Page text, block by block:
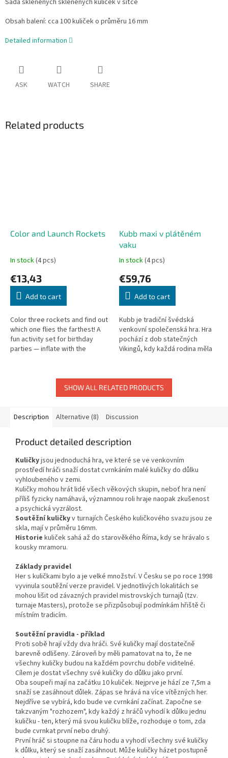
Sada skleněných skleněných kuliček v síťce
Obsah balení: cca 100 kuliček o průměru 16 mm
Detailed information
ASK WATCH SHARE
Related products
Color and Launch Rockets
In stock(4 pcs)
€13,43
Add to cart
Color three rockets and find out
which one flies the farthest! A
fun activity set for birthday
parties — inflate with the
Kubb maxi v plátěném
vaku
In stock(4 pcs)
€59,76
Add to cart
Kubb je tradiční švédská
venkovní společenská hra. Hra
pochází z dob statečných
Vikingů, kdy každá rodina měla
SHOW ALL RELATED PRODUCTS
Description Alternative (8) Discussion
Product detailed description
Kuličkyjsou jednoduchá hra, ve které se ve venkovním
prostředí hráči snaží dostat cvrnkáním malé kuličky do důlku
vyhloubeného v zemi.
Kuličky mohou hrát lidé všech věkových skupin, neboť hra není
příliš fyzicky namáhavá, významnou roli hraje naopak zkušenost
a psychická vyzrálost.
Soutěžní kuličkyv turnajích Českého kuličkového svazu jsou ze
skla, mají v průměru 16mm.
Historie kuliček sahá až do starověkého Říma, kdy se hrávalo s
kousky mramoru.
Základy pravidel
Her s kuličkami bylo a je velké množství. V Česku se po roce 1998
vyvinula soutěžní verze pravidel. V jednotlivých lokalitách se
mohou lišit od závazných pravidel mistrovských turnajů (tzv.
turnaje Masters), protože se přizpůsobují podmínkám hřiště či
místním tradicím.
Soutěžní pravidla - příklad
Proti sobě hrají vždy dva hráči. Své kuličky mají dostatečně
barevně odlišeny. Zároveň by měli pamatovat na to, že ne
všechny kuličky budou na každém povrchu dobře viditelné.
Cílem je dostat všechny své kuličky do důlku jako první.
Oba soupeři mají na začátku 10 kuliček. Nejprve je hází ze 7,5m a
snaží se zasáhnout důlek. Zápas se hrává na více vítězných her.
Nejdříve se vybírá, kdo bude ve cvrnkání začínat. Započne se
takzvaným "rozhozem", kdy každý z hráčů vyhodí k důlku jednu
kuličku - ten, který má svou kuličku blíže, rozhoduje o tom, zda
bude cvrnkat první nebo druhý.
První hráč si stoupne na čáru hodu a vyhodí všechny své kuličky
k důlku, který se snaží zasáhnout. Může kuličky házet postupně